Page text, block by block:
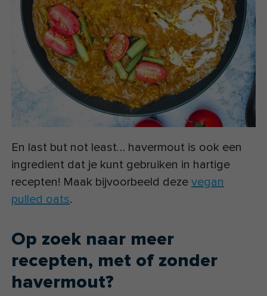
En last but not least… havermout is ook een
ingredient dat je kunt gebruiken in hartige
recepten! Maak bijvoorbeeld dezevegan
pulled oats.
Op zoek naar meer
recepten, met of zonder
havermout?